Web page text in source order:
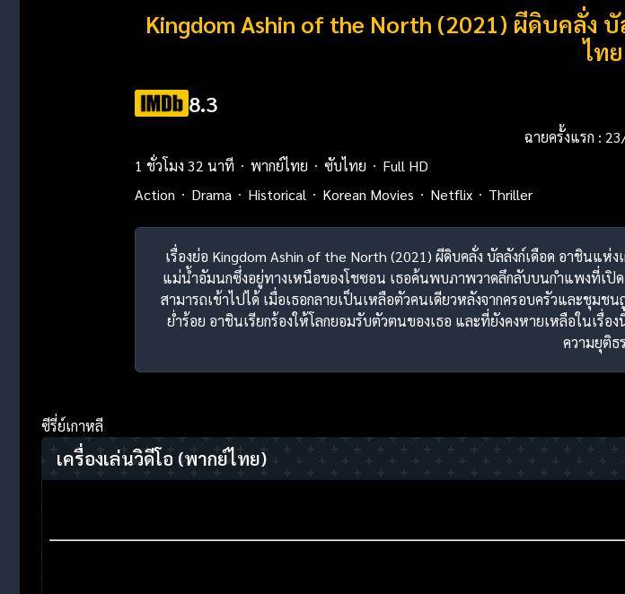
Kingdom Ashin of the North (2021) ผีดิบคลั่ง
ไทย
8.3
ฉายครั้งแรก :
1 ชั่วโมง 32 นาที
พากย์ไทย ซับไทย
Full HD
Action
Drama Historical Korean Movies Netflix Thriller
เรื่องย่อ Kingdom Ashin of the North (2021) ผีดิบคลั่ง บัลลังก์เดือด อาชินแห่
แม่น้ำอัมนกซึ่งอยู่ทางเหนือของโชซอน เธอค้นพบภาพวาดลึกลับบนกำแพงที่เ
สามารถเข้าไปได้ เมื่อเธอกลายเป็นเหลือตัวคนเดียวหลังจากครอบครัวและชุม
ย่ำร้อย อาชินเรียกร้องให้โลกยอมรับตัวตนของเธอ และที่ยังคงหายเหลือในเรื่
ความยุติธ
ซีรี่ย์เกาหลี
เครื่องเล่นวิดีโอ (พากย์ไทย)